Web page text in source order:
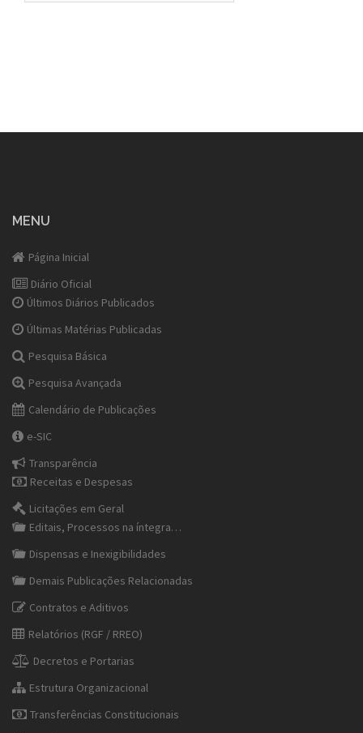
MENU
Página Inicial
Diário Oficial
Últimos Diários Publicados
Últimas Matérias Publicadas
Pesquisa Básica
Pesquisa Avançada
Calendário de Publicações
e-SIC
Transparência
Receitas e Despesas
Licitações em Geral
Editais, Processos na íntegra…
Dispensas e Inexigibilidades
Demais Publicações Relacionadas
Contratos e Aditivos
Relatórios (RGF / RREO)
Decretos e Portarias
Estrutura Organizacional
Transferências Constitucionais